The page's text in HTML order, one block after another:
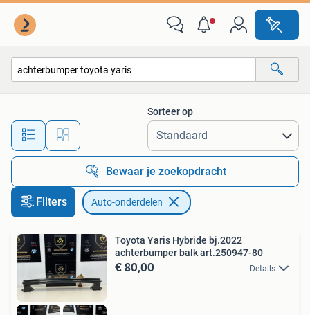
Alle afstanden…
Sorteer op
Bewaar je zoekopdracht
Filters Auto-onderdelen
Toyota Yaris Hybride bj.2022
achterbumper balk art.250947-80
€ 80,00 Details